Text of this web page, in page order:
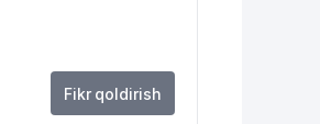
Fikr qoldirish